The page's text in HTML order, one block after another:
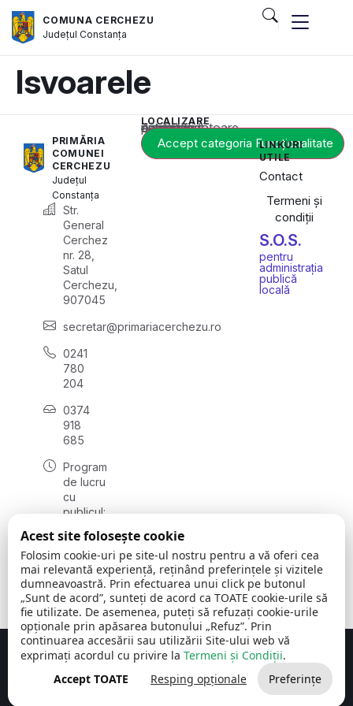
COMUNA CERCHEZU
JudețulConstanța
Isvoarele
PRIMĂRIA
COMUNEI
CERCHEZU
Județul
Constanța
Str.
General
Cerchez
nr. 28,
Satul
Cerchezu,
907045
secretar@primariacerchezu.ro
0241
780
204
0374
918
685
Program
de lucru
cu
publicul:
08:00 -
16:30
, vineri:
08:00 -
14:00
LOCALIZARE
Acest conținut este blocat până când acceptați categoria corespunzătoare de cookie-uri.
Accept categoria Funcționalitate
LINKURI
UTILE
Contact
Termeni și
condiții
S.O.S.
pentru
administrația
publică
locală
Comuna Cerchezu © 2026Toate drepturile rezervate
Concept realizat de Big Media Relații Publice SRL
Acest site folosește cookie
Folosim cookie-uri pe site-ul nostru pentru a vă oferi cea
mai relevantă experiență, reținând preferințele și vizitele
dumneavoastră. Prin efectuarea unui click pe butonul
„Sunt de acord”, sunteți de acord ca TOATE cookie-urile să
fie utilizate. De asemenea, puteți să refuzați cookie-urile
opționale prin apăsarea butonului „Refuz”. Prin
continuarea accesării sau utilizării Site-ului web vă
exprimați acordul cu privire la Termeni și Condiții.
Accept TOATE
Resping opționale Preferințe